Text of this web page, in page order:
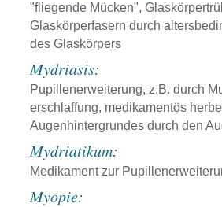
"fliegende Mücken",
Glaskörperfasern durch
des Glaskörpers
Mydriasis:
Pupillenerweiterung, z.B. durch
erschlaffung, medikamentös
Augenhintergrundes durch den
Mydriatikum:
Medikament zur
Myopie: